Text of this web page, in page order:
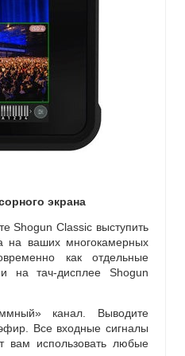
экрана
Shogun Classic выступить
на ваших многокамерных
как отдельные
на тач-дисплее Shogun
канал. Выводите
Все входные сигналы
вам использовать любые